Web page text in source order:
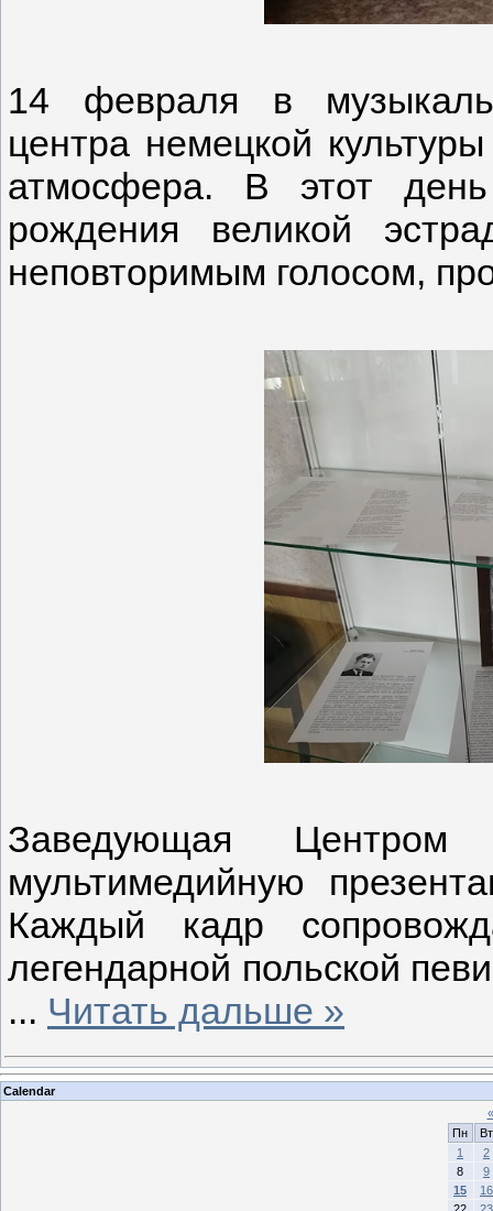
14 февраля в
центра немецкой
атмосфера. В этот
рождения великой
неповторимым голосом,
Заведующая Центром
мультимедийную
Каждый кадр
легендарной польской
... Читать дальше »
Calendar
«
Пн
Вт
1
2
8
9
15
16